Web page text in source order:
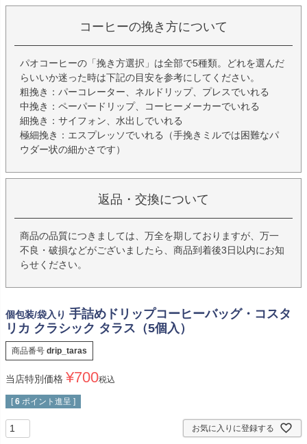
コーヒーの挽き方について
パオコーヒーの「挽き方選択」は全部で5種類。どれを選んだ
らいいか迷った時は下記の目安を参考にしてください。
粗挽き：パーコレーター、ネルドリップ、プレスでいれる
中挽き：ペーパードリップ、コーヒーメーカーでいれる
細挽き：サイフォン、水出しでいれる
極細挽き：エスプレッソでいれる（手挽きミルでは困難なパ
ウダー状の細かさです）
返品・交換について
商品の品質につきましては、万全を期しておりますが、万一
不良・破損などがございましたら、商品到着後3日以内にお知
らせください。
個包装/袋入り 手詰めドリップコーヒーバッグ・コスタ
リカ クラシック タラス（5個入）
商品番号 drip_taras
当店特別価格 ¥700税込
[ 6 ポイント進呈 ]
お気に入りに登録する